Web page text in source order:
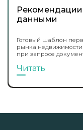
данными
Готовый шаблон
рынка недвижимости
при запросе
Читать